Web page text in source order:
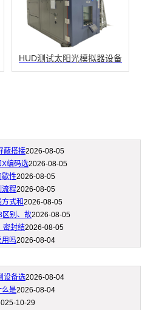
HUD测试太阳光模拟器设备
蔽搭接2026-08-05
编码选2026-08-05
性2026-08-05
流程2026-08-05
式和2026-08-05
区别、故2026-08-05
密封结2026-08-05
用吗2026-08-04
设备选2026-08-04
么是2026-08-04
10-29